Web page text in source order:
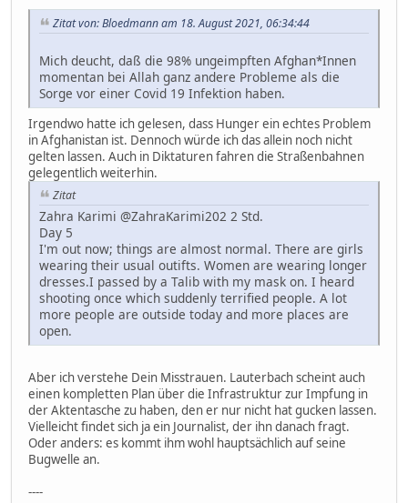
Zitat von: Bloedmann am 18. August 2021, 06:34:44
Mich deucht, daß die 98% ungeimpften Afghan*Innen
momentan bei Allah ganz andere Probleme als die
Sorge vor einer Covid 19 Infektion haben.
Irgendwo hatte ich gelesen, dass Hunger ein echtes Problem
in Afghanistan ist. Dennoch würde ich das allein noch nicht
gelten lassen. Auch in Diktaturen fahren die Straßenbahnen
gelegentlich weiterhin.
Zitat
Zahra Karimi @ZahraKarimi202 2 Std.
Day 5
I'm out now; things are almost normal. There are girls
wearing their usual outifts. Women are wearing longer
dresses.I passed by a Talib with my mask on. I heard
shooting once which suddenly terrified people. A lot
more people are outside today and more places are
open.
Aber ich verstehe Dein Misstrauen. Lauterbach scheint auch
einen kompletten Plan über die Infrastruktur zur Impfung in
der Aktentasche zu haben, den er nur nicht hat gucken lassen.
Vielleicht findet sich ja ein Journalist, der ihn danach fragt.
Oder anders: es kommt ihm wohl hauptsächlich auf seine
Bugwelle an.
----